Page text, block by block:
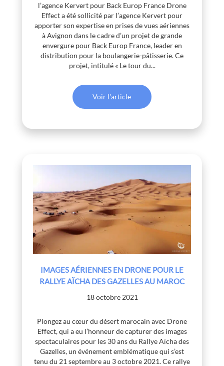
l’agence Kervert pour Back Europ France Drone
Effect a été sollicité par l’agence Kervert pour
apporter son expertise en prises de vues aériennes
à Avignon dans le cadre d’un projet de grande
envergure pour Back Europ France, leader en
distribution pour la boulangerie-pâtisserie. Ce
projet, intitulé « Le tour du...
Voir l'article
IMAGES AÉRIENNES EN DRONE POUR LE
RALLYE AÏCHA DES GAZELLES AU MAROC
18 octobre 2021
Plongez au cœur du désert marocain avec Drone
Effect, qui a eu l’honneur de capturer des images
spectaculaires pour les 30 ans du Rallye Aïcha des
Gazelles, un événement emblématique qui s’est
tenu du 21 septembre au 3 octobre 2021. Ce rallye